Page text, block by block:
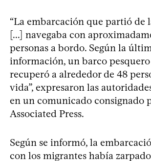
“La embarcación que partió de
[...] navegaba con
personas a bordo. Según la
información, un barco
recuperó a alrededor de 48
vida”, expresaron las
en un comunicado consignado
Associated Press.
Según se informó, la
con los migrantes había